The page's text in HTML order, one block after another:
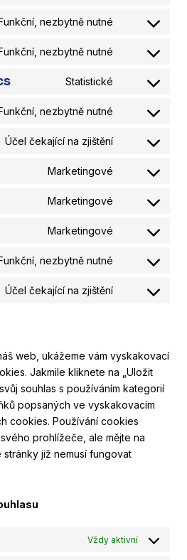
service
recaptcha
nezbytně nutné
Consent
service
nezbytně nutné
Consent
service
Statistické
Consent
service
analytics
nezbytně nutné
Consent
service
Účel čekající na zjištění
Consent
service
Marketingové
Consent
service
Marketingové
Consent
service
Marketingové
Consent
service
nezbytně nutné
Consent
service
Účel čekající na zjištění
Consent
web, ukážeme vám vyskakovací
Jakmile kliknete na „Uložit
souhlas s používáním kategorií
popsaných ve vyskakovacím
cookies. Používání cookies
prohlížeče, ale mějte na
již nemusí fungovat
Vždy aktivní